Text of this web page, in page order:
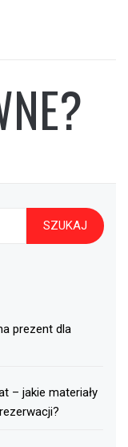
prezent dla
– jakie materiały